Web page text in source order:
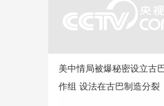
美中情局被爆秘密设立古
作组 设法在古巴制造分裂